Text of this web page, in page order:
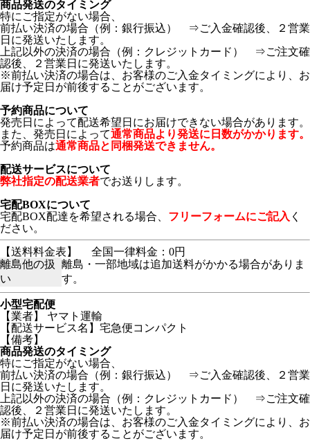
商品発送のタイミング
特にご指定がない場合、
前払い決済の場合（例：銀行振込） ⇒ご入金確認後、２営業
日に発送いたします。
上記以外の決済の場合（例：クレジットカード） ⇒ご注文確
認後、２営業日に発送いたします。
※前払い決済の場合は、お客様のご入金タイミングにより、お
届け予定日が前後することがございます。
予約商品について
発売日によって配送希望日にお届けできない場合があります。
また、発売日によって通常商品より発送に日数がかかります。
予約商品は通常商品と同梱発送できません。
配送サービスについて
弊社指定の配送業者でお送りします。
宅配BOXについて
宅配BOX配達を希望される場合、 フリーフォームにご記入 く
ださい。
【送料料金表】
全国一律料金：0円
離島他の扱
い
離島・一部地域は追加送料がかかる場合がありま
す。
小型宅配便
【業者】 ヤマト運輸
【配送サービス名】宅急便コンパクト
【備考】
商品発送のタイミング
特にご指定がない場合、
前払い決済の場合（例：銀行振込） ⇒ご入金確認後、２営業
日に発送いたします。
上記以外の決済の場合（例：クレジットカード） ⇒ご注文確
認後、２営業日に発送いたします。
※前払い決済の場合は、お客様のご入金タイミングにより、お
届け予定日が前後することがございます。